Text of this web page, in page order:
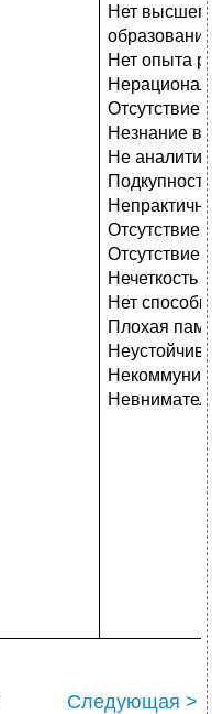
Нет
Нет опыта
Отсутствие
Незнание
Не
Подкупность
Отсутствие
Отсутствие
Нечеткость
Нет
Плохая
Следующая >